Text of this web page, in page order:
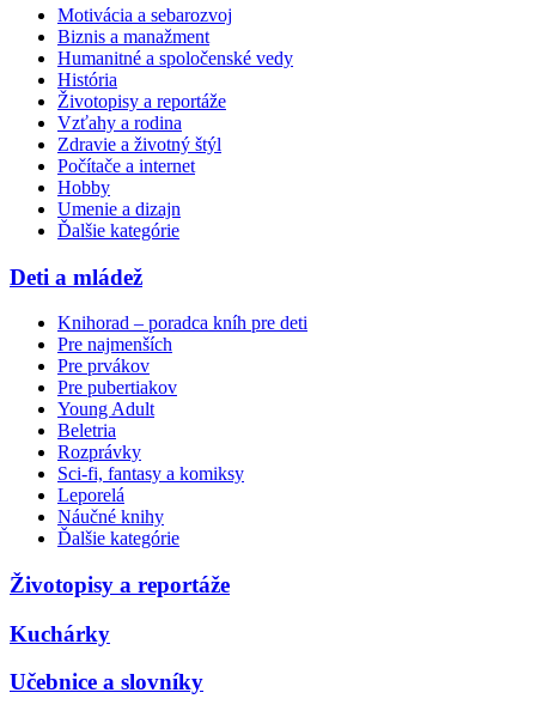
Motivácia a sebarozvoj
Biznis a manažment
Humanitné a spoločenské vedy
História
Životopisy a reportáže
Vzťahy a rodina
Zdravie a životný štýl
Počítače a internet
Hobby
Umenie a dizajn
Ďalšie kategórie
Deti a mládež
Knihorad – poradca kníh pre deti
Pre najmenších
Pre prvákov
Pre pubertiakov
Young Adult
Beletria
Rozprávky
Sci-fi, fantasy a komiksy
Leporelá
Náučné knihy
Ďalšie kategórie
Životopisy a reportáže
Kuchárky
Učebnice a slovníky